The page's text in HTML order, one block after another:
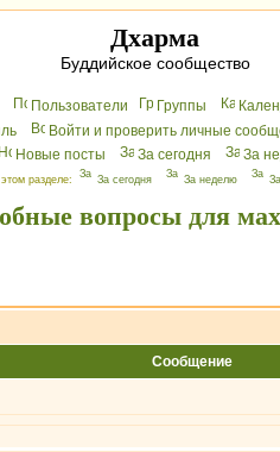
Дхарма
Буддийское сообщество
Пользователи Группы
Войти и проверить личные
Новые посты
За сегодня За
разделе: За сегодня За неделю
вопросы для
Сообщение